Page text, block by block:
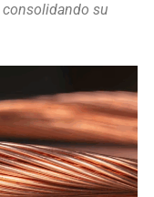
consolidando su